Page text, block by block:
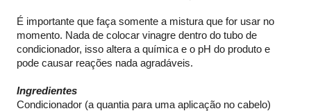
É importante que faça somente a mistura que for usar no
momento. Nada de colocar vinagre dentro do tubo de
condicionador, isso altera a química e o pH do produto e
pode causar reações nada agradáveis.
Ingredientes
Condicionador (a quantia para uma aplicação no cabelo)